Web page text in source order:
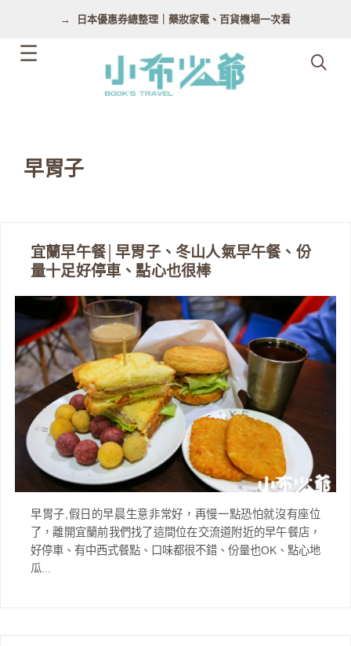
日本優惠券總整理｜藥妝家電、百貨機場一次看
早胃子
宜蘭早午餐│早胃子、冬山人氣早午餐、份
量十足好停車、點心也很棒
早胃子,假日的早晨生意非常好，再慢一點恐怕就沒有座位
了，離開宜蘭前我們找了這間位在交流道附近的早午餐店，
好停車、有中西式餐點、口味都很不錯、份量也OK、點心地
瓜...